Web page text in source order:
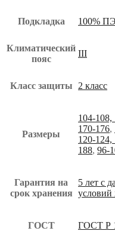
Подкладка 100% ПЭ
Климатический
пояс
III
Класс защиты 2 класс
Размеры
104-108,
170-176,
120-124,
188, 96-
Гарантия на
срок хранения
5 лет с
условий
ГОСТ ГОСТ Р